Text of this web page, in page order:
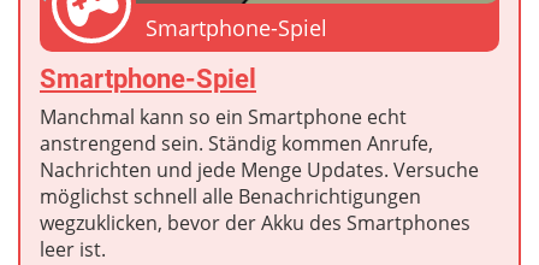
Smartphone-Spiel
Smartphone-Spiel
Manchmal kann so ein Smartphone echt
anstrengend sein. Ständig kommen Anrufe,
Nachrichten und jede Menge Updates. Versuche
möglichst schnell alle Benachrichtigungen
wegzuklicken, bevor der Akku des Smartphones
leer ist.